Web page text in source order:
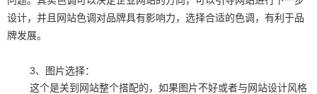
设计，并且网站色调对品牌具有影响力，选择合适的色调，有利于品
牌发展。
3、图片选择：
这个是关到网站整个搭配的，如果图片不好或者与网站设计风格